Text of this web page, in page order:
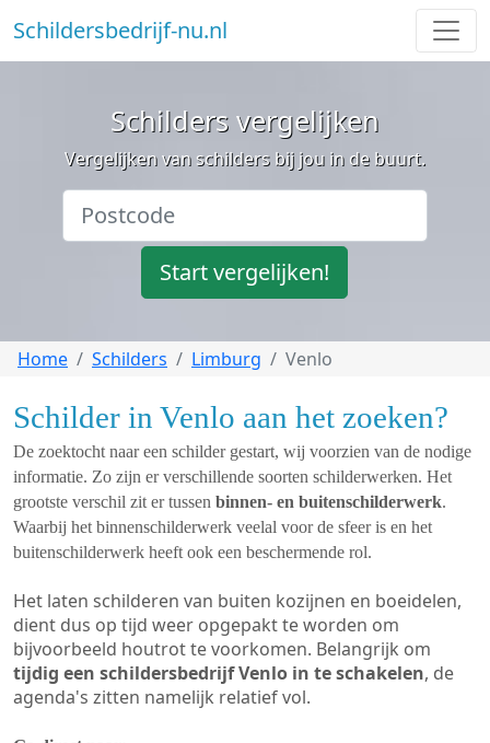
Schildersbedrijf-nu.nl
Schilders vergelijken
Vergelijken van schilders bij jou in de buurt.
Start vergelijken!
Home Schilders Limburg Venlo
Schilder in Venlo aan het zoeken?
De zoektocht naar een schilder gestart, wij voorzien van de nodige
informatie. Zo zijn er verschillende soorten schilderwerken. Het
grootste verschil zit er tussen binnen- en buitenschilderwerk.
Waarbij het binnenschilderwerk veelal voor de sfeer is en het
buitenschilderwerk heeft ook een beschermende rol.
Het laten schilderen van buiten kozijnen en boeidelen,
dient dus op tijd weer opgepakt te worden om
bijvoorbeeld houtrot te voorkomen. Belangrijk om
tijdig een schildersbedrijf Venlo in te schakelen, de
agenda's zitten namelijk relatief vol.